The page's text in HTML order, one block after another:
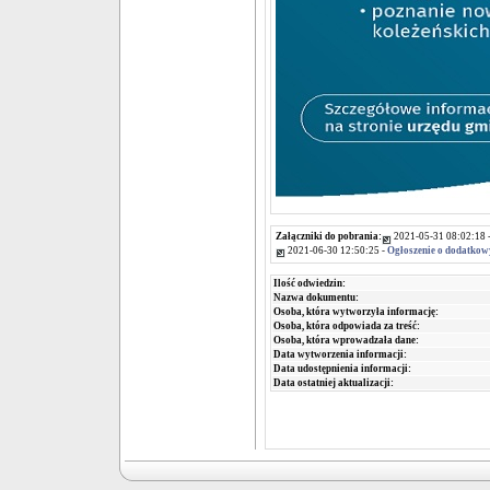
Załączniki do pobrania:
2021-05-31 08:02:18
2021-06-30 12:50:25 - Ogłoszenie o
Ilość odwiedzin:
Nazwa dokumentu:
Osoba, która wytworzyła informację:
Osoba, która odpowiada za treść:
Osoba, która wprowadzała dane:
Data wytworzenia informacji:
Data udostępnienia informacji:
Data ostatniej aktualizacji: